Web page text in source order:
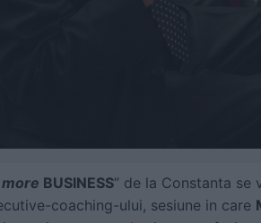
more BUSINESS” de la Constanta se
coaching-ului, sesiune in care